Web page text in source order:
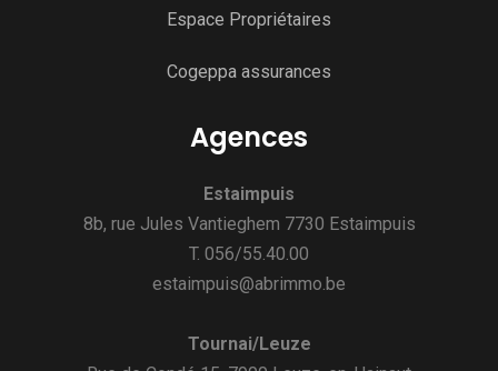
Espace Propriétaires
Cogeppa assurances
Agences
Estaimpuis
8b, rue Jules Vantieghem 7730 Estaimpuis
T. 056/55.40.00
estaimpuis@abrimmo.be
Tournai/Leuze